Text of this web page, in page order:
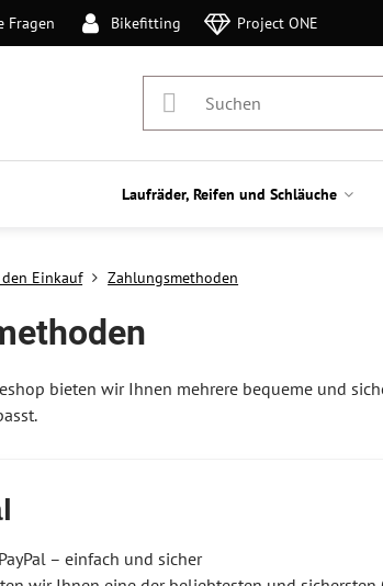
Fragen Bikefitting Project ONE
Laufräder, Reifen und Schläuche
Einkauf Zahlungsmethoden
bieten wir Ihnen mehrere bequeme und
– einfach und sicher